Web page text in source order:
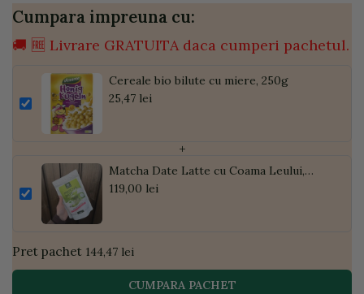
Cumpara impreuna cu:
🚚 🆓 Livrare GRATUITA daca cumperi pachetul.
Cereale bio bilute cu miere, 250g
25,47 lei
+
Matcha Date Latte cu Coama Leului,
Pudră de Curmale și Ghimbir, ECO, 300g
119,00 lei
Pret pachet 144,47 lei
CUMPARA PACHET